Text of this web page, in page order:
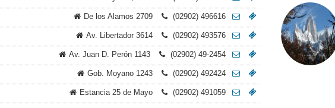
De los Alamos 2709 (02902) 496616
Av. Libertador 3614 (02902) 493576
Av. Juan D. Perón 1143 (02902) 49-2454
Gob. Moyano 1243 (02902) 492424
Estancia 25 de Mayo (02902) 491059